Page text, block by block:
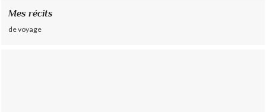
Mes récits
de voyage